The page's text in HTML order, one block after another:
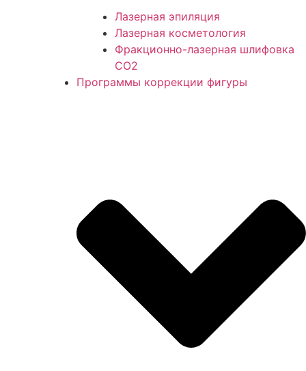
Лазерная эпиляция
Лазерная косметология
Фракционно-лазерная шлифовка
СО2
Программы коррекции фигуры